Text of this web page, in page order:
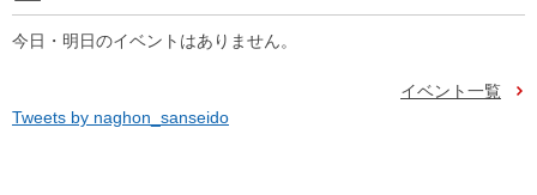
今日・明日のイベントはありません。
イベント一覧
Tweets by naghon_sanseido